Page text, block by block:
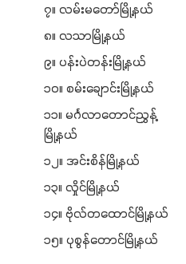
၇။ လမ်းမတော်မြို့နယ်
၈။ လသာမြို့နယ်
၉။ ပန်းပဲတန်းမြို့နယ်
၁၀။ စမ်းချောင်းမြို့နယ်
၁၁။ မင်္ဂလာတောင်ညွှန့်
မြို့နယ်
၁၂။ အင်းစိန်မြို့နယ်
၁၃။ လှိုင်မြို့နယ်
၁၄။ ဗိုလ်တထောင်မြို့နယ်
၁၅။ ပုစွန်တောင်မြို့နယ်